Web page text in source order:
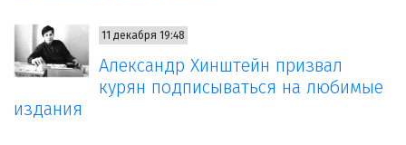
11 декабря 19:48
Александр Хинштейн призвал
курян подписываться на любимые
издания